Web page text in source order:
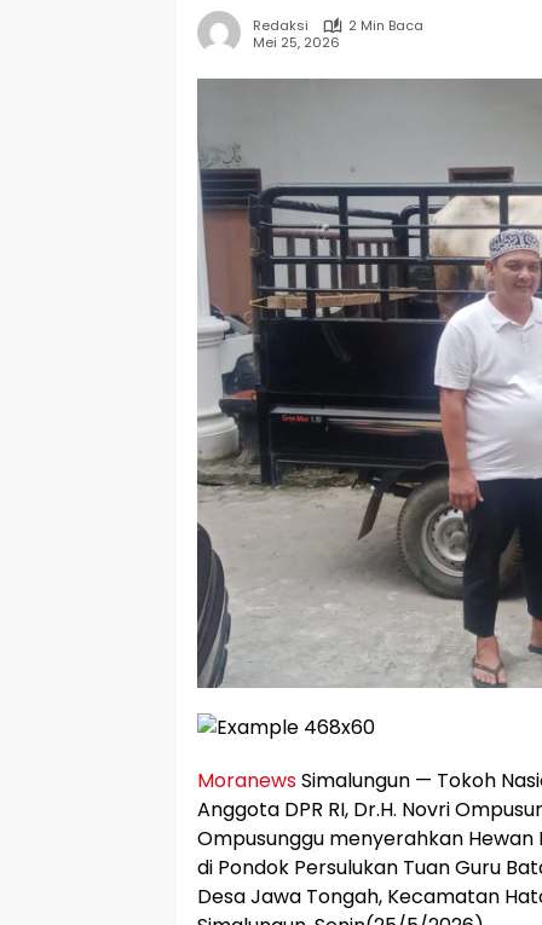
Redaksi
2 Min Baca
Mei 25, 2026
MoranewsSimalungun — Tokoh
Anggota DPR RI, Dr.H. Novri
Ompusunggu menyerahkan
di Pondok Persulukan Tuan Guru
Desa Jawa Tongah, Kecamatan